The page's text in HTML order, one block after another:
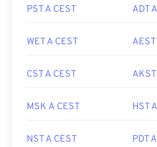
PST A CEST ADT
WET A CEST
CST A CEST
MSK A CEST HST
NST A CEST PDT